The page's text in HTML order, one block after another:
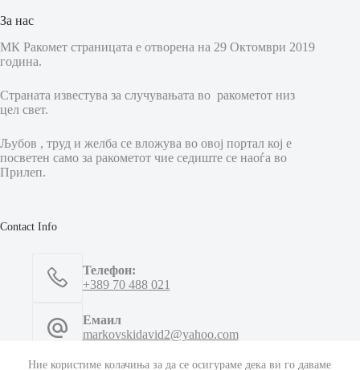
Ние користиме колачиња за да се осигураме дека ви го даваме
За нас
МК Ракомет страницата е отворена на 29 Октомври 2019
година.
Страната известува за случувањата во ракометот низ
цел свет.
Љубов , труд и желба се вложува во овој портал кој е
посветен само за ракометот чие седиште се наоѓа во
Прилеп.
Contact Info
Телефон:
+389 70 488 021
Емаил
markovskidavid2@yahoo.com